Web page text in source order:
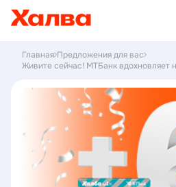
Главная Предложения для вас
Живите сейчас! МТБанк вдохновляет